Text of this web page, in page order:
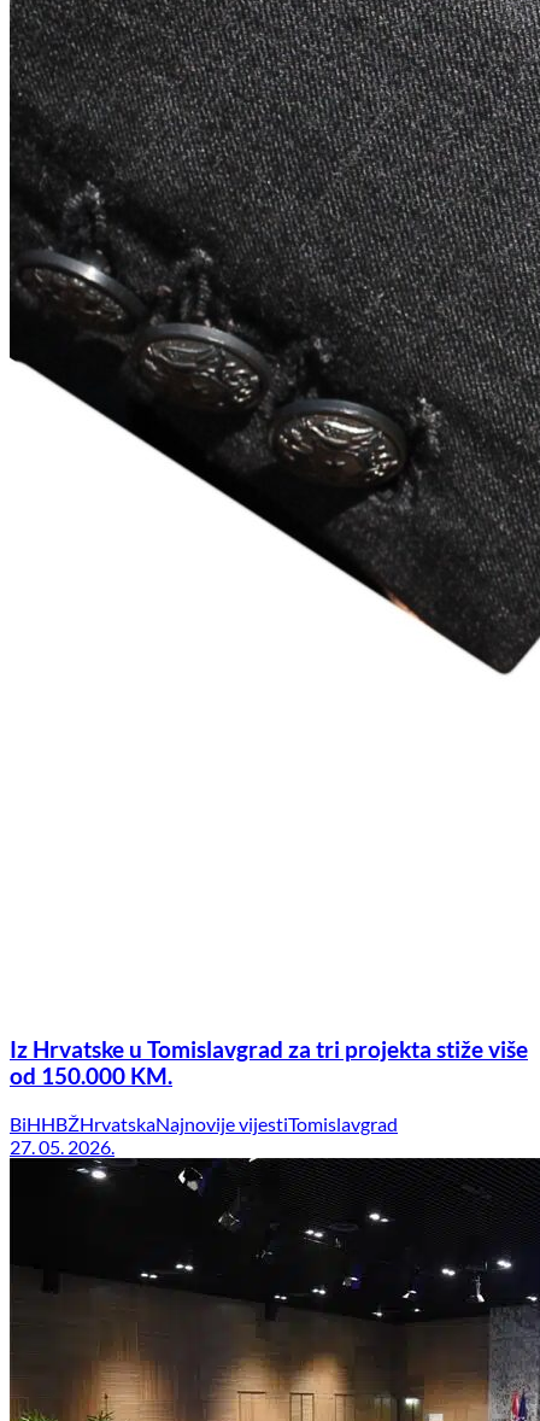
Iz Hrvatske u Tomislavgrad za tri projekta stiže više
od 150.000 KM.
BiHHBŽHrvatskaNajnovije vijestiTomislavgrad
27. 05. 2026.